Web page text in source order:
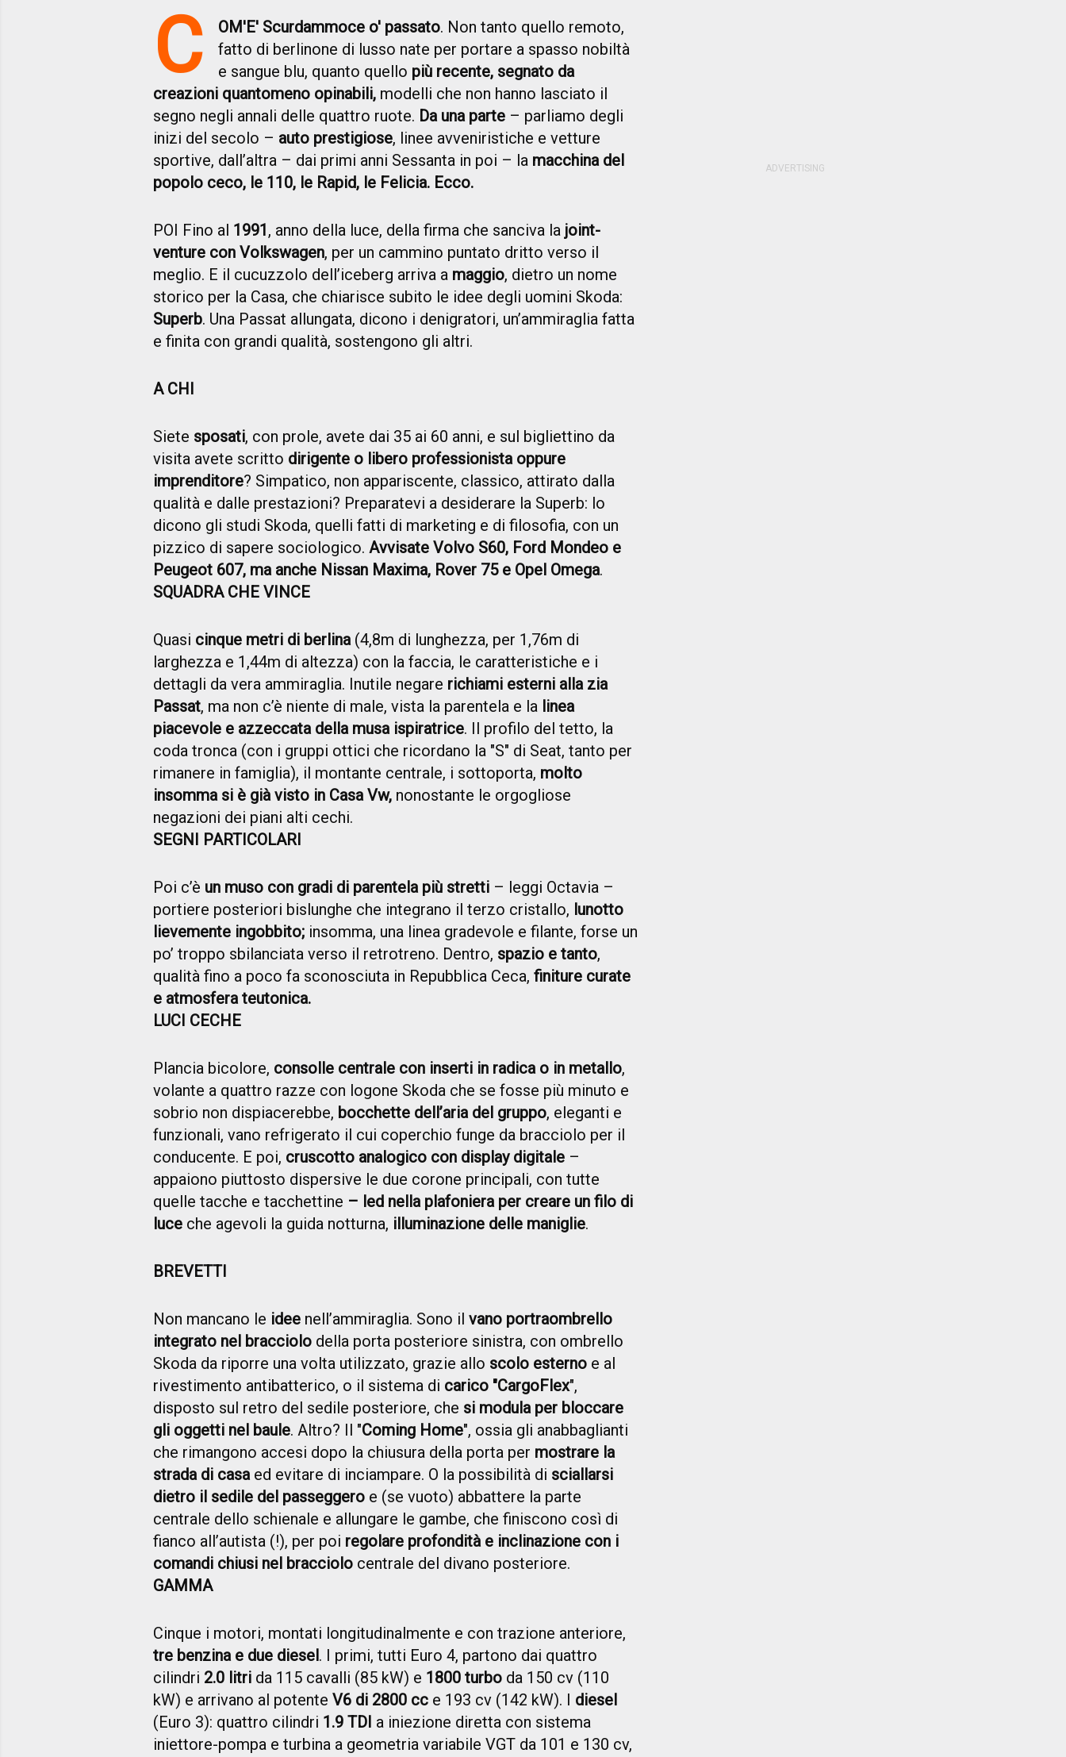
C OM'E' Scurdammoce o' passato. Non tanto quello remoto,
fatto di berlinone di lusso nate per portare a spasso nobiltà
e sangue blu, quanto quello più recente, segnato da
creazioni quantomeno opinabili, modelli che non hanno lasciato il
segno negli annali delle quattro ruote. Da una parte – parliamo degli
inizi del secolo – auto prestigiose, linee avveniristiche e vetture
sportive, dall’altra – dai primi anni Sessanta in poi – la macchina del
popolo ceco, le 110, le Rapid, le Felicia. Ecco.
POI Fino al 1991, anno della luce, della firma che sanciva la joint-
venture con Volkswagen, per un cammino puntato dritto verso il
meglio. E il cucuzzolo dell’iceberg arriva a maggio, dietro un nome
storico per la Casa, che chiarisce subito le idee degli uomini Skoda:
Superb. Una Passat allungata, dicono i denigratori, un’ammiraglia fatta
e finita con grandi qualità, sostengono gli altri.
A CHI
Siete sposati, con prole, avete dai 35 ai 60 anni, e sul bigliettino da
visita avete scritto dirigente o libero professionista oppure
imprenditore? Simpatico, non appariscente, classico, attirato dalla
qualità e dalle prestazioni? Preparatevi a desiderare la Superb: lo
dicono gli studi Skoda, quelli fatti di marketing e di filosofia, con un
pizzico di sapere sociologico. Avvisate Volvo S60, Ford Mondeo e
Peugeot 607, ma anche Nissan Maxima, Rover 75 e Opel Omega.
SQUADRA CHE VINCE
Quasi cinque metri di berlina(4,8m di lunghezza, per 1,76m di
larghezza e 1,44m di altezza) con la faccia, le caratteristiche e i
dettagli da vera ammiraglia. Inutile negare richiami esterni alla zia
Passat, ma non c’è niente di male, vista la parentela e la linea
piacevole e azzeccata della musa ispiratrice. Il profilo del tetto, la
coda tronca (con i gruppi ottici che ricordano la "S" di Seat, tanto per
rimanere in famiglia), il montante centrale, i sottoporta, molto
insomma si è già visto in Casa Vw, nonostante le orgogliose
negazioni dei piani alti cechi.
SEGNI PARTICOLARI
Poi c’è un muso con gradi di parentela più stretti – leggi Octavia –
portiere posteriori bislunghe che integrano il terzo cristallo, lunotto
lievemente ingobbito; insomma, una linea gradevole e filante, forse un
po’ troppo sbilanciata verso il retrotreno. Dentro, spazio e tanto,
qualità fino a poco fa sconosciuta in Repubblica Ceca, finiture curate
e atmosfera teutonica.
LUCI CECHE
Plancia bicolore, consolle centrale con inserti in radica o in metallo,
volante a quattro razze con logone Skoda che se fosse più minuto e
sobrio non dispiacerebbe, bocchette dell’aria del gruppo, eleganti e
funzionali, vano refrigerato il cui coperchio funge da bracciolo per il
conducente. E poi, cruscotto analogico con display digitale –
appaiono piuttosto dispersive le due corone principali, con tutte
quelle tacche e tacchettine – led nella plafoniera per creare un filo di
luce che agevoli la guida notturna, illuminazione delle maniglie.
BREVETTI
Non mancano le idee nell’ammiraglia. Sono il vano portraombrello
integrato nel bracciolo della porta posteriore sinistra, con ombrello
Skoda da riporre una volta utilizzato, grazie allo scolo esterno e al
rivestimento antibatterico, o il sistema di carico "CargoFlex",
disposto sul retro del sedile posteriore, che si modula per bloccare
gli oggetti nel baule. Altro? Il "Coming Home", ossia gli anabbaglianti
che rimangono accesi dopo la chiusura della porta per mostrare la
strada di casaed evitare di inciampare. O la possibilità di sciallarsi
dietro il sedile del passeggero e (se vuoto) abbattere la parte
centrale dello schienale e allungare le gambe, che finiscono così di
fianco all’autista (!), per poi regolare profondità e inclinazione con i
comandi chiusi nel bracciolo centrale del divano posteriore.
GAMMA
Cinque i motori, montati longitudinalmente e con trazione anteriore,
tre benzina e due diesel. I primi, tutti Euro 4, partono dai quattro
cilindri 2.0 litri da 115 cavalli (85 kW) e 1800 turbo da 150 cv (110
kW) e arrivano al potente V6 di 2800 cc e 193 cv (142 kW). I diesel
(Euro 3): quattro cilindri 1.9 TDI a iniezione diretta con sistema
iniettore-pompa e turbina a geometria variabile VGT da 101 e 130 cv,